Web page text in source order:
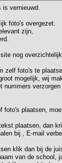
vernieuwd.
foto's overgezet.
zijn,
nog
zelf foto's te
mogelijk, wij
nummers
foto's plaatsen,
plaatsen, dan
bij , E-mail
klik dan bij de
van de school,